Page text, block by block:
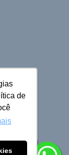
de
do Sul